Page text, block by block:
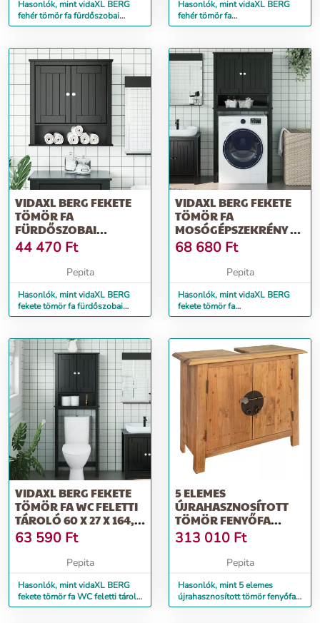
Hasonlók, mint vidaXL BERG
fehér tömör fa fürdőszobai
faliszekrény 69,5x27x71,5 cm
Hasonlók, mint vidaXL BERG
fehér tömör fa
mosógépszekrény 76 x 27 x
VIDAXL BERG FEKETE
TÖMÖR FA
FÜRDŐSZOBAI
FALISZEKRÉNY
69,5X27X71,5 CM
44 470 Ft
Pepita
Hasonlók, mint vidaXL BERG
fekete tömör fa fürdőszobai
faliszekrény 69,5x27x71,5 cm
VIDAXL BERG FEKETE
TÖMÖR FA
MOSÓGÉPSZEKRÉNY 76
X 27 X 164,5 CM
68 680 Ft
Pepita
Hasonlók, mint vidaXL BERG
fekete tömör fa
mosógépszekrény 76 x 27 x
VIDAXL BERG FEKETE
TÖMÖR FA WC FELETTI
TÁROLÓ 60 X 27 X 164,5
CM
63 590 Ft
Pepita
Hasonlók, mint vidaXL BERG
fekete tömör fa WC feletti tároló
60 x 27 x 164,5 cm
5 ELEMES
ÚJRAHASZNOSÍTOTT
TÖMÖR FENYŐFA
FÜRDŐSZOBAI
GARNITÚRA
313 010 Ft
Pepita
Hasonlók, mint 5 elemes
újrahasznosított tömör fenyőfa
fürdőszobai garnitúra